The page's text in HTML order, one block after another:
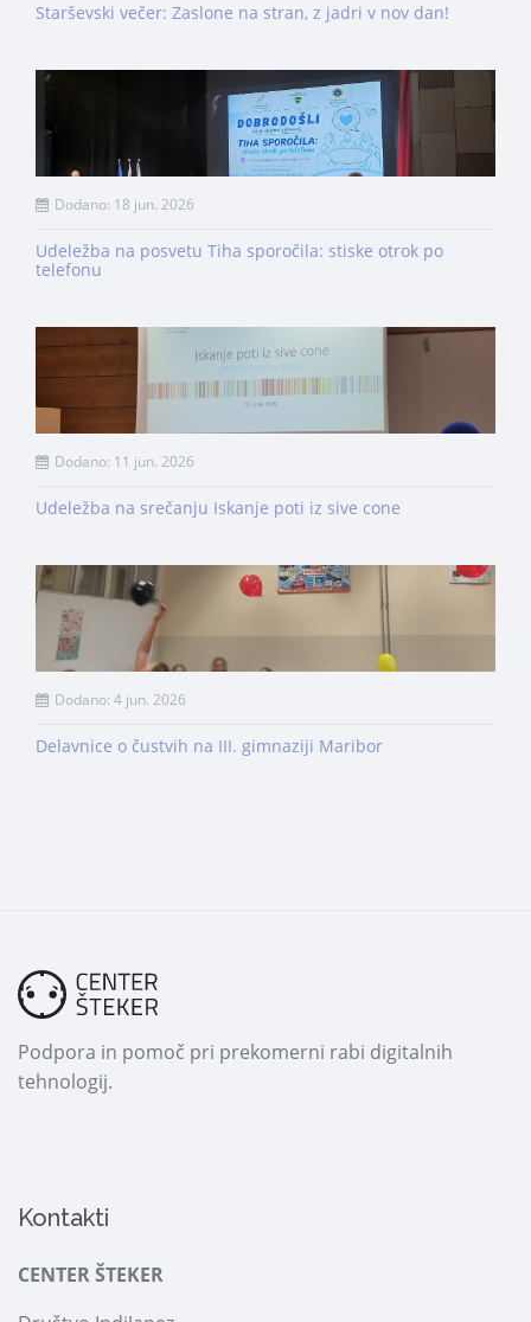
Starševski večer: Zaslone na stran, z jadri v nov dan!
Dodano: 18 jun. 2026
Udeležba na posvetu Tiha sporočila: stiske otrok po
telefonu
Dodano: 11 jun. 2026
Udeležba na srečanju Iskanje poti iz sive cone
Dodano: 4 jun. 2026
Delavnice o čustvih na III. gimnaziji Maribor
Podpora in pomoč pri prekomerni rabi digitalnih
tehnologij.
Kontakti
CENTER ŠTEKER